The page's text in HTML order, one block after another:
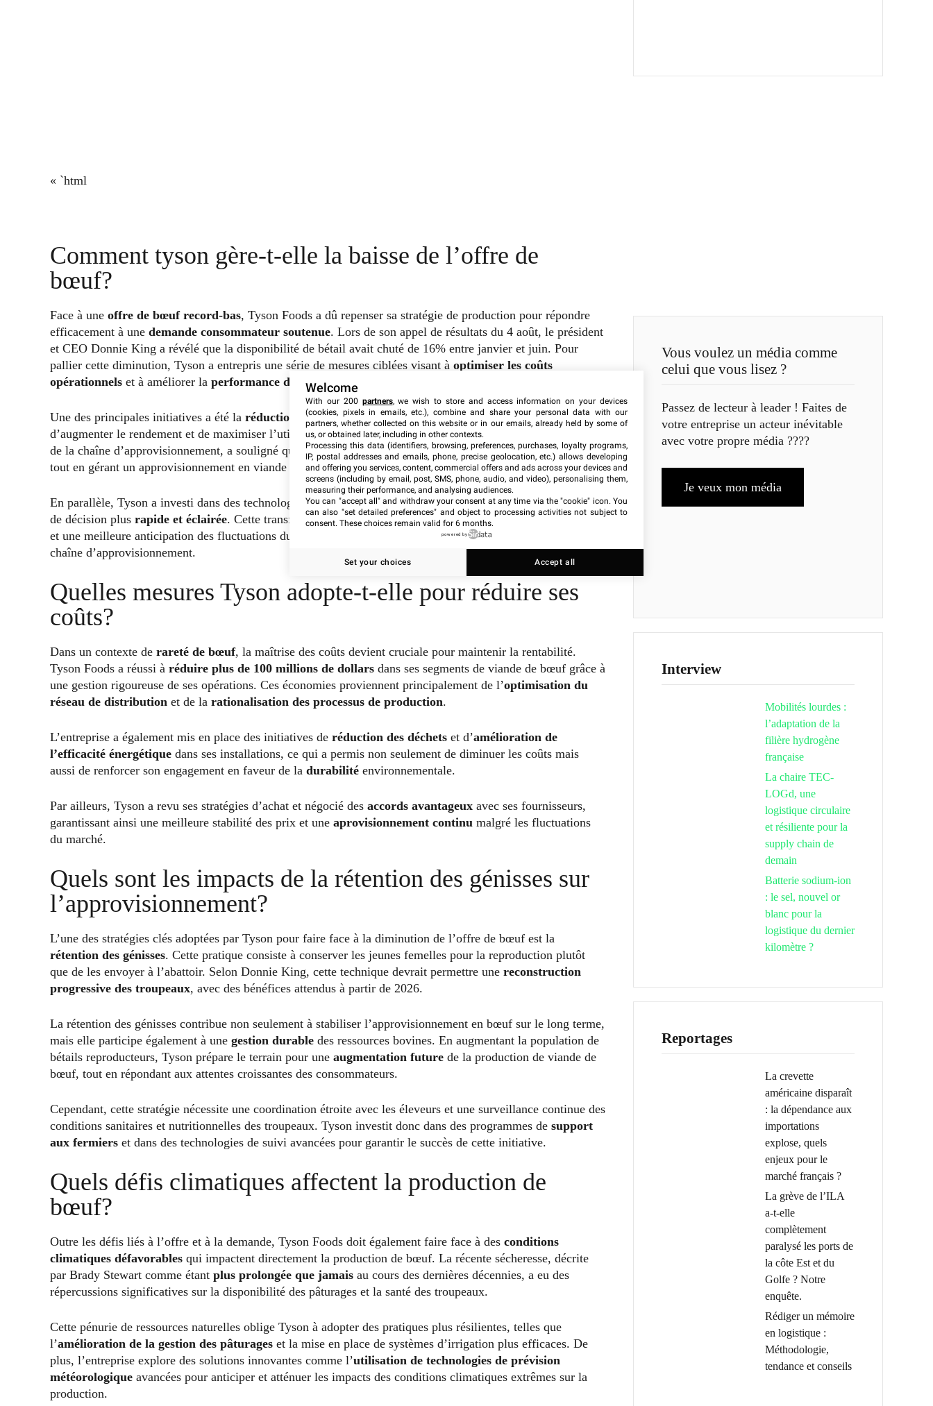
« `html
Comment tyson gère-t-elle la baisse de l’offre de
bœuf?
Face à une offre de bœuf record-bas, Tyson Foods a dû repenser sa stratégie de production pour répondre
efficacement à une demande consommateur soutenue. Lors de son appel de résultats du 4 août, le président
et CEO Donnie King a révélé que la disponibilité de bétail avait chuté de 16% entre janvier et juin. Pour
pallier cette diminution, Tyson a entrepris une série de mesures ciblées visant à optimiser les coûts
opérationnels et à améliorer la performance des usines de transformation
Une des principales initiatives a été la réduction des vitesses de lignedans les abattoirs, permettant ainsi
d’augmenter le rendement et de maximiser l’utilisation des ressources disponibles. Brady Stewart, directeur
de la chaîne d’approvisionnement, a souligné que cette adaptation était essentielle pour maintenir la qualité
tout en gérant un approvisionnement en viande de bœuf de plus en plus restreint.
En parallèle, Tyson a investi dans des technologies dedata et d’analytiqueavancées, permettant une prise
de décision plus rapide et éclairée. Cette transformation numérique facilite une gestion plus fine des stocks
et une meilleure anticipation des fluctuations du marché, contribuant ainsi à uneoptimisation globale
chaîne d’approvisionnement.
Quelles mesures Tyson adopte-t-elle pour réduire ses
coûts?
Dans un contexte de rareté de bœuf, la maîtrise des coûts devient cruciale pour maintenir la rentabilité.
Tyson Foods a réussi à réduire plus de 100 millions de dollars dans ses segments de viande de bœuf grâce à
une gestion rigoureuse de ses opérations. Ces économies proviennent principalement de l’optimisation du
réseau de distribution et de la rationalisation des processus de production.
L’entreprise a également mis en place des initiatives de réduction des déchets et d’amélioration de
l’efficacité énergétique dans ses installations, ce qui a permis non seulement de diminuer les coûts mais
aussi de renforcer son engagement en faveur de la durabilité environnementale.
Par ailleurs, Tyson a revu ses stratégies d’achat et négocié des accords avantageux avec ses fournisseurs,
garantissant ainsi une meilleure stabilité des prix et une aprovisionnement continu malgré les fluctuations
du marché.
Quels sont les impacts de la rétention des génisses sur
l’approvisionnement?
L’une des stratégies clés adoptées par Tyson pour faire face à la diminution de l’offre de bœuf est la
rétention des génisses. Cette pratique consiste à conserver les jeunes femelles pour la reproduction plutôt
que de les envoyer à l’abattoir. Selon Donnie King, cette technique devrait permettre une reconstruction
progressive des troupeaux, avec des bénéfices attendus à partir de 2026.
La rétention des génisses contribue non seulement à stabiliser l’approvisionnement en bœuf sur le long terme,
mais elle participe également à une gestion durable des ressources bovines. En augmentant la population de
bétails reproducteurs, Tyson prépare le terrain pour une augmentation future de la production de viande de
bœuf, tout en répondant aux attentes croissantes des consommateurs.
Cependant, cette stratégie nécessite une coordination étroite avec les éleveurs et une surveillance continue des
conditions sanitaires et nutritionnelles des troupeaux. Tyson investit donc dans des programmes de support
aux fermiers et dans des technologies de suivi avancées pour garantir le succès de cette initiative.
Quels défis climatiques affectent la production de
bœuf?
Outre les défis liés à l’offre et à la demande, Tyson Foods doit également faire face à des conditions
climatiques défavorables qui impactent directement la production de bœuf. La récente sécheresse, décrite
par Brady Stewart comme étant plus prolongée que jamais au cours des dernières décennies, a eu des
répercussions significatives sur la disponibilité des pâturages et la santé des troupeaux.
Cette pénurie de ressources naturelles oblige Tyson à adopter des pratiques plus résilientes, telles que
l’amélioration de la gestion des pâturages et la mise en place de systèmes d’irrigation plus efficaces. De
plus, l’entreprise explore des solutions innovantes comme l’utilisation de technologies de prévision
météorologique avancées pour anticiper et atténuer les impacts des conditions climatiques extrêmes sur la
production.
Vous voulez un média comme
celui que vous lisez ?
Passez de lecteur à leader ! Faites de
votre entreprise un acteur inévitable
avec votre propre média ????
Je veux mon média
Interview
Mobilités lourdes :
l’adaptation de la
filière hydrogène
française
La chaire TEC-
LOGd, une
logistique circulaire
et résiliente pour la
supply chain de
demain
Batterie sodium-ion
: le sel, nouvel or
blanc pour la
logistique du dernier
kilomètre ?
Reportages
La crevette
américaine disparaît
: la dépendance aux
importations
explose, quels
enjeux pour le
marché français ?
La grève de l’ILA
a-t-elle
complètement
paralysé les ports de
la côte Est et du
Golfe ? Notre
enquête.
Rédiger un mémoire
en logistique :
Méthodologie,
tendance et conseils
Welcome
With our 200 partners, we wish to store and access information on your devices
(cookies, pixels in emails, etc.), combine and share your personal data with our
partners, whether collected on this website or in our emails, already held by some of
us, or obtained later, including in other contexts.
Processing this data (identifiers, browsing, preferences, purchases, loyalty programs,
IP, postal addresses and emails, phone, precise geolocation, etc.) allows developing
and offering you services, content, commercial offers and ads across your devices and
screens (including by email, post, SMS, phone, audio, and video), personalising them,
measuring their performance, and analysing audiences.
You can "accept all" and withdraw your consent at any time via the "cookie" icon. You
can also "set detailed preferences" and object to processing activities not subject to
consent. These choices remain valid for 6 months.
powered by
Set your choices Accept all